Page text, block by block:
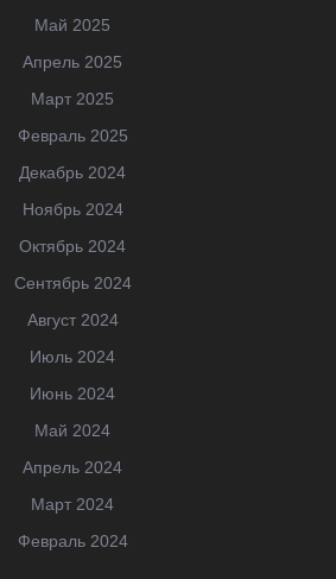
Май 2025
Апрель 2025
Март 2025
Февраль 2025
Декабрь 2024
Ноябрь 2024
Октябрь 2024
Сентябрь 2024
Август 2024
Июль 2024
Июнь 2024
Май 2024
Апрель 2024
Март 2024
Февраль 2024